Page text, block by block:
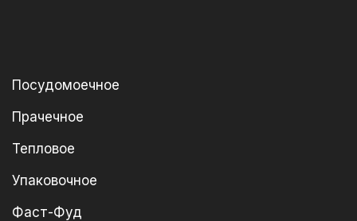
Посудомоечное
Прачечное
Тепловое
Упаковочное
Фаст-Фуд